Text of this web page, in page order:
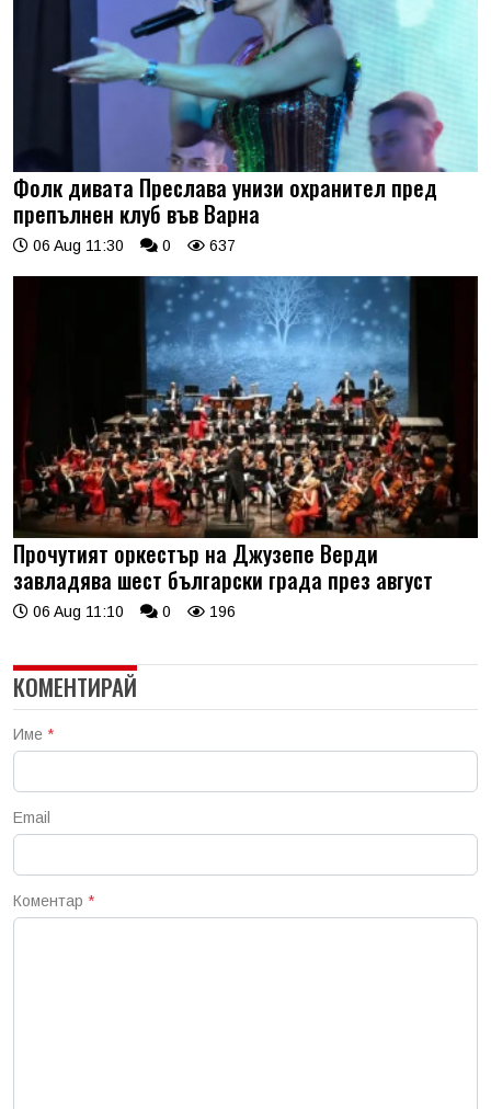
Фолк дивата Преслава унизи охранител пред
препълнен клуб във Варна
06 Aug 11:30 0 637
Прочутият оркестър на Джузепе Верди
завладява шест български града през август
06 Aug 11:10 0 196
КОМЕНТИРАЙ
Име *
Email
Коментар *